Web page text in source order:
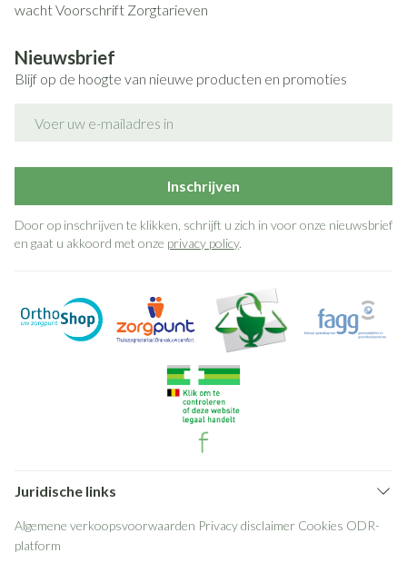
wachtVoorschrift Zorgtarieven
Nieuwsbrief
Blijf op de hoogte van nieuwe producten en promoties
Inschrijven
Door op inschrijven te klikken, schrijft u zich in voor onze nieuwsbrief
en gaat u akkoord met onze privacy policy.
Juridische links
Algemene verkoopsvoorwaarden Privacy disclaimer Cookies ODR-
platform